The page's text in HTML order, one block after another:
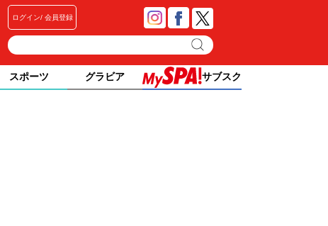
ログイン 会員登録
スポーツ グラビア サブスク